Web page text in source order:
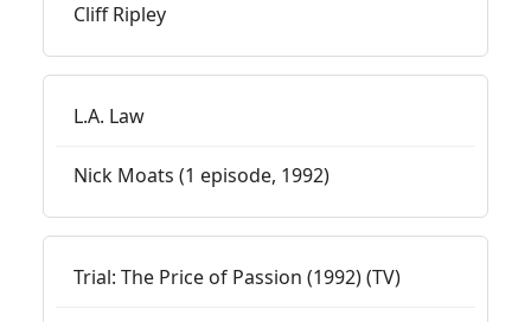
Cliff Ripley
L.A. Law
Nick Moats (1 episode, 1992)
Trial: The Price of Passion (1992) (TV)